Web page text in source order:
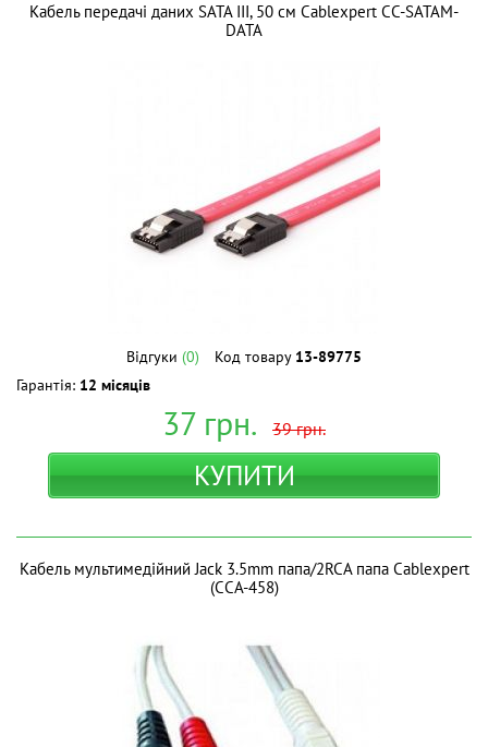
Кабель передачі даних SATA III, 50 см Cablexpert CC-SATAM-
DATA
Відгуки (0) Код товару 13-89775
Гарантія: 12 місяців
37грн. 39грн.
КУПИТИ
Кабель мультимедійний Jack 3.5mm папа/2RCA папа Cablexpert
(CCA-458)